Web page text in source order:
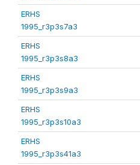
ERHS
1995_r3p3s7a3
ERHS
1995_r3p3s8a3
ERHS
1995_r3p3s9a3
ERHS
1995_r3p3s10a3
ERHS
1995_r3p3s41a3